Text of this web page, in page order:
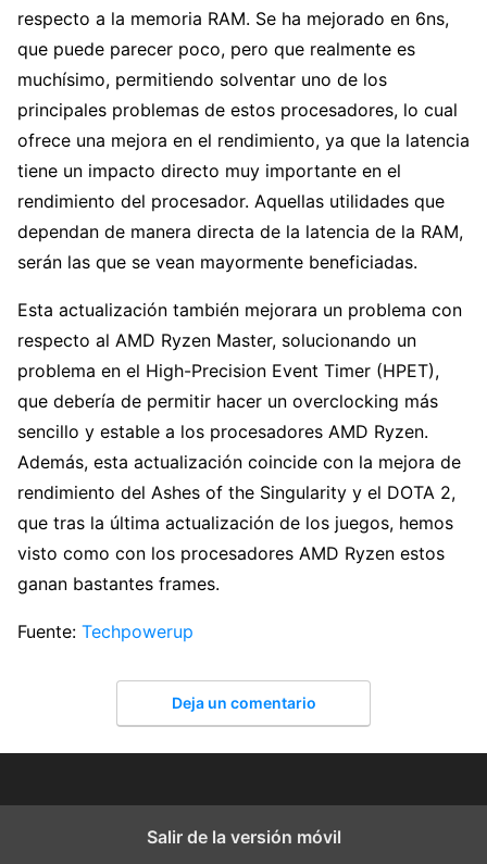
respecto a la memoria RAM. Se ha mejorado en 6ns,
que puede parecer poco, pero que realmente es
muchísimo, permitiendo solventar uno de los
principales problemas de estos procesadores, lo cual
ofrece una mejora en el rendimiento, ya que la latencia
tiene un impacto directo muy importante en el
rendimiento del procesador. Aquellas utilidades que
dependan de manera directa de la latencia de la RAM,
serán las que se vean mayormente beneficiadas.
Esta actualización también mejorara un problema con
respecto al AMD Ryzen Master, solucionando un
problema en el High-Precision Event Timer (HPET),
que debería de permitir hacer un overclocking más
sencillo y estable a los procesadores AMD Ryzen.
Además, esta actualización coincide con la mejora de
rendimiento del Ashes of the Singularity y el DOTA 2,
que tras la última actualización de los juegos, hemos
visto como con los procesadores AMD Ryzen estos
ganan bastantes frames.
Fuente: Techpowerup
Deja un comentario
Salir de la versión móvil